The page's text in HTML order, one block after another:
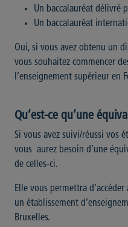
Un baccalauréat délivré
Un baccalauréat
Oui, si vous avez obtenu un
vous souhaitez commencer
l’enseignement supérieur en
Qu’est-ce qu’une
Si vous avez suivi/réussi vos
vous aurez besoin d’une
de celles-ci.
Elle vous permettra
un établissement
Bruxelles.